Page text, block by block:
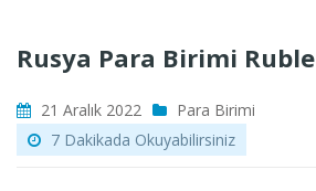
Rusya Para Birimi Ruble
21 Aralık 2022
Para Birimi
7 Dakikada Okuyabilirsiniz